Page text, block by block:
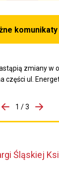
komunikaty
zmiany w
części ul.
1 / 3
Śląskiej